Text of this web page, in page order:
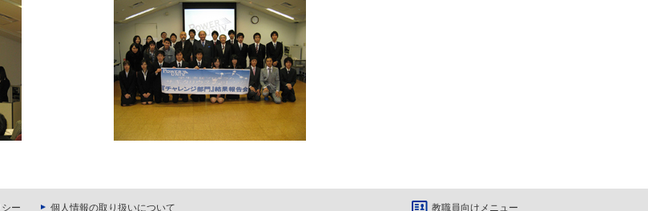
ー 個人情報の取り扱いについて 教職員向けメニュー